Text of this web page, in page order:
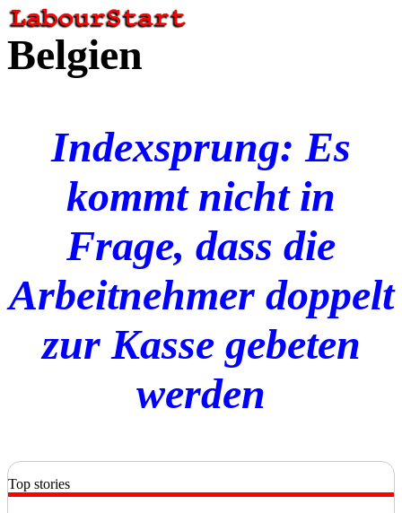
Belgien
Indexsprung: Es
kommt nicht in
Frage, dass die
Arbeitnehmer doppelt
zur Kasse gebeten
werden
Top stories